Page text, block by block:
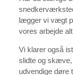
lægger vi vægt
vores arbejde
Vi klarer også
slidte og skæve,
udvendige